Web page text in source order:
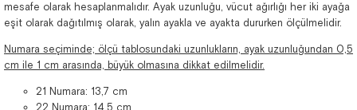
mesafe olarak hesaplanmalıdır. Ayak uzunluğu, vücut ağırlığı her iki ayağa
eşit olarak dağıtılmış olarak, yalın ayakla ve ayakta dururken ölçülmelidir.
Numara seçiminde; ölçü tablosundaki uzunlukların, ayak uzunluğundan 0,5
cm ile 1 cm arasında, büyük olmasına dikkat edilmelidir.
21 Numara: 13,7 cm
22 Numara: 14,5 cm